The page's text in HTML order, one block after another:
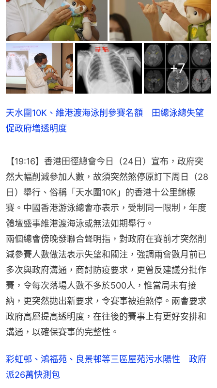
+7
天水圍10K、維港渡海泳削參賽名額 田總泳總失望
促政府增透明度
【19:16】香港田徑總會今日（24日）宣布，政府突
然大幅削減參加人數，故須突然煞停原訂下周日（28
日）舉行、俗稱「天水圍10K」的香港十公里錦標
賽。中國香港游泳總會亦表示，受制同一限制，年度
體壇盛事維港渡海泳或無法如期舉行。
兩個總會傍晚發聯合聲明指，對政府在賽前才突然削
減參賽人數做法表示失望和關注，強調兩會數月前已
多次與政府溝通，商討防疫要求，更曾反建議分批作
賽，令每次落場人數不多於500人，惟當局未有接
納，更突然拋出新要求，令賽事被迫煞停。兩會要求
政府高層提高透明度，在往後的賽事上有更好安排和
溝通，以確保賽事的完整性。
彩虹邨、鴻福苑、良景邨等三區屋苑污水陽性 政府
派26萬快測包